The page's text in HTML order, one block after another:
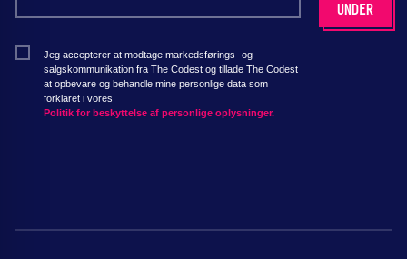
Jeg accepterer at modtage markedsførings- og
salgskommunikation fra The Codest og tillade The Codest
at opbevare og behandle mine personlige data som
forklaret i vores
Politik for beskyttelse af personlige oplysninger.